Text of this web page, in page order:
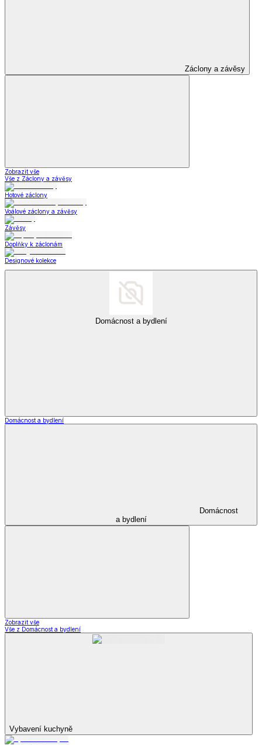
Záclony a závěsy
Zobrazit vše
Vše z Záclony a závěsy
Hotové záclony
Voálové záclony a závěsy
Závěsy
Doplňky k záclonám
Designové kolekce
Domácnost a bydlení
Domácnost a bydlení
Domácnost
a bydlení
Zobrazit vše
Vše z Domácnost a bydlení
Vybavení kuchyně